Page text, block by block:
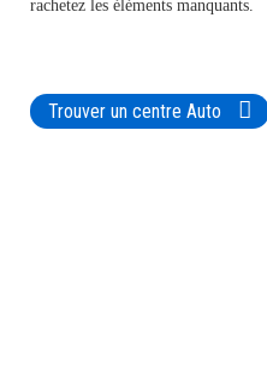
rachetez les éléments manquants.
Trouver un centre Auto